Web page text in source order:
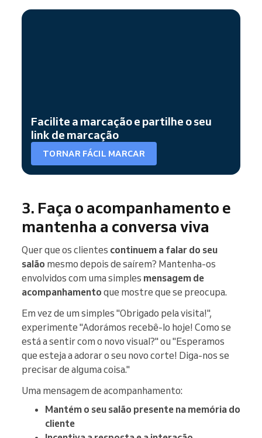
Facilite a marcação e partilhe o seu
link de marcação
TORNAR FÁCIL MARCAR
3. Faça o acompanhamento e
mantenha a conversa viva
Quer que os clientes continuem a falar do seu
salão mesmo depois de saírem? Mantenha-os
envolvidos com uma simples mensagem de
acompanhamento que mostre que se preocupa.
Em vez de um simples "Obrigado pela visita!",
experimente "Adorámos recebê-lo hoje! Como se
está a sentir com o novo visual?" ou "Esperamos
que esteja a adorar o seu novo corte! Diga-nos se
precisar de alguma coisa."
Uma mensagem de acompanhamento:
Mantém o seu salão presente na memória do
cliente